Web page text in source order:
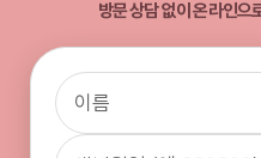
방문 상담 없이 온라인으